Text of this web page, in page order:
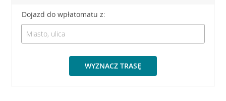
Dojazd do wpłatomatu z:
WYZNACZ TRASĘ